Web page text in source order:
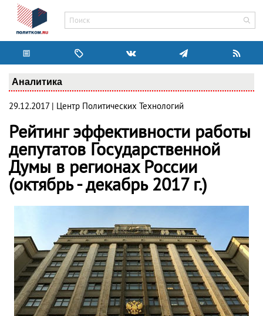
Аналитика
29.12.2017 | Центр Политических Технологий
Рейтинг эффективности работы
депутатов Государственной
Думы в регионах России
(октябрь - декабрь 2017 г.)